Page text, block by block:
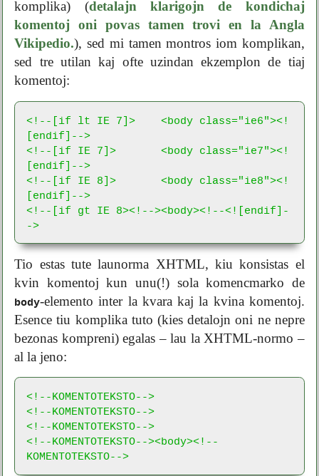
komplika) (detalajn klarigojn de kondichaj
komentoj oni povas tamen trovi en la Angla
Vikipedio.), sed mi tamen montros iom komplikan,
sed tre utilan kaj ofte uzindan ekzemplon de tiaj
komentoj:
<!--[if lt IE 7]>    <body class="ie6"><!
[endif]-->
<!--[if IE 7]>       <body class="ie7"><!
[endif]-->
<!--[if IE 8]>       <body class="ie8"><!
[endif]-->
<!--[if gt IE 8><!--><body><!--<![endif]-
->
Tio estas tute launorma XHTML, kiu konsistas el
kvin komentoj kun unu(!) sola komencmarko de
body-elemento inter la kvara kaj la kvina komentoj.
Esence tiu komplika tuto (kies detalojn oni ne nepre
bezonas kompreni) egalas – lau la XHTML-normo –
al la jeno:
<!--KOMENTOTEKSTO-->
<!--KOMENTOTEKSTO-->
<!--KOMENTOTEKSTO-->
<!--KOMENTOTEKSTO--><body><!--
KOMENTOTEKSTO-->